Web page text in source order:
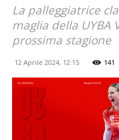
La palleggiatrice
maglia della UYBA
prossima stagione
12 Aprile 2024, 12:15 141